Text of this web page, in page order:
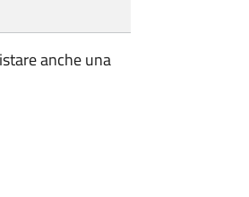
anche una